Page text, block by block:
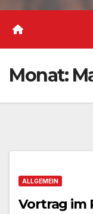
Monat:
ALLGEMEIN
Vortrag im